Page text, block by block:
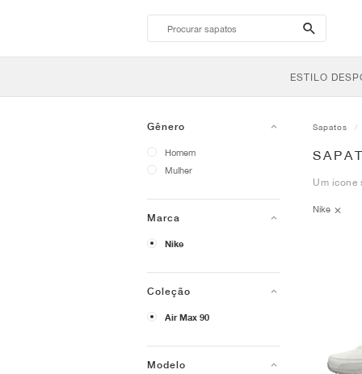
search-
btn
ESTILO
Gênero
Homem
Mulher
Marca
Nike
Coleção
Air Max 90
Modelo
Sapatos
Um ícone
Nike